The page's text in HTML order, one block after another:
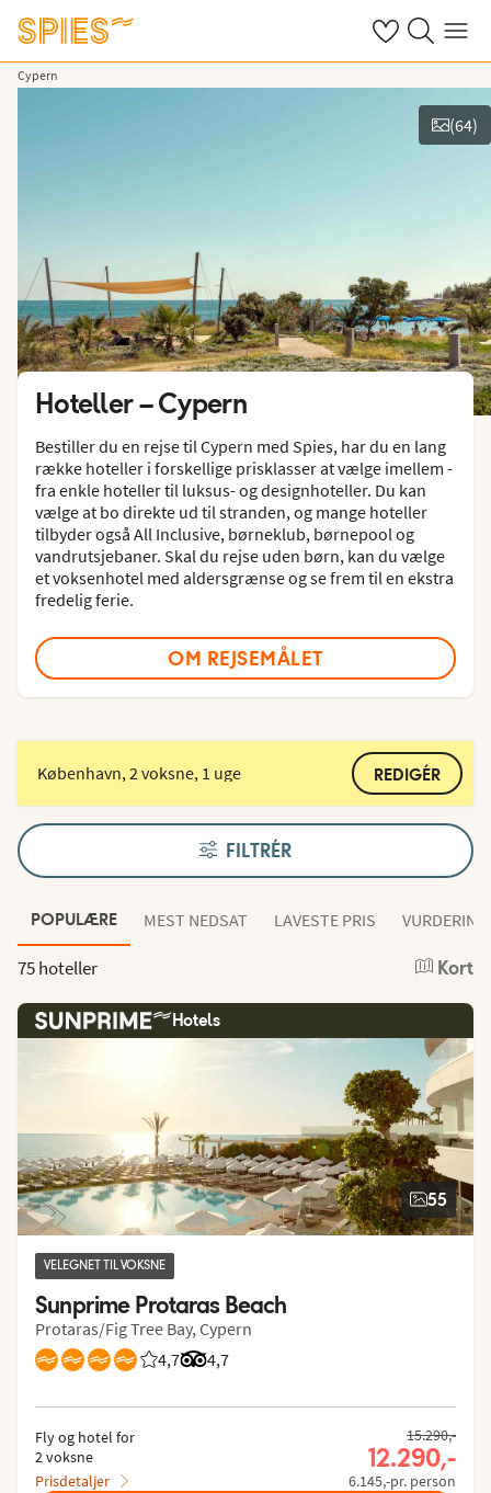
Se dine gemte
Søg påMenu
Cypern
Vis film og billeder
(64)
Hoteller –Cypern
Bestiller du en rejse til Cypern med Spies, har du en lang
række hoteller i forskellige prisklasser at vælge imellem -
fra enkle hoteller til luksus- og designhoteller. Du kan
vælge at bo direkte ud til stranden, og mange hoteller
tilbyder også All Inclusive, børneklub, børnepool og
vandrutsjebaner. Skal du rejse uden børn, kan du vælge
et voksenhotel med aldersgrænse og se frem til en ekstra
fredelig ferie.
OM REJSEMÅLET
København, 2 voksne, 1 uge REDIGÉR
FILTRÉR
POPULÆRE MEST NEDSAT LAVESTE PRIS VURDERING
75 hoteller Kort
Hotels
55
VELEGNET TIL VOKSNE
Sunprime Protaras Beach
Protaras/Fig Tree Bay, Cypern
4,7
Bedømmelse fra Spies gæster: 4.676/5
4,7
Bedømmelse fra Tripadvisor: 4.7 of 5
Fly og hotel for
2 voksne
Prisdetaljer
15.290,-
12.290,-
6.145,-pr. person